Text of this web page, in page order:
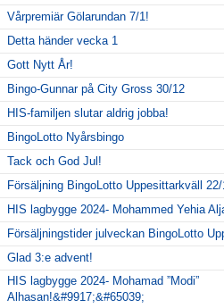
Vårpremiär Gölarundan 7/1!
Detta händer vecka 1
Gott Nytt År!
Bingo-Gunnar på City Gross 30/12
HIS-familjen slutar aldrig jobba!
BingoLotto Nyårsbingo
Tack och God Jul!
Försäljning BingoLotto Uppesittarkväll 22/
HIS lagbygge 2024- Mohammed Yehia
Försäljningstider julveckan BingoLotto
Glad 3:e advent!
HIS lagbygge 2024- Mohamad ”Modi”
Alhasan!&#9917;&#65039;